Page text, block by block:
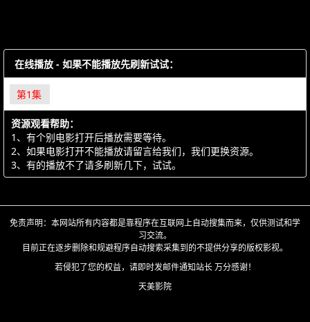
在线播放 - 如果不能播放先刷新试试：
第1集
资源观看帮助：
1、有个别电影打开后播放需要等待。
2、如果电影打开不能播放请留言给我们，我们更换资源。
3、有的播放不了请多刷新几下，试试。
免责声明：本网站所有内容都是靠程序在互联网上自动搜集而来，仅供测试和学
习交流。
目前正在逐步删除和规避程序自动搜索采集到的不提供分享的版权影视。
若侵犯了您的权益，请即时发邮件通知站长 万分感谢！
天美影院